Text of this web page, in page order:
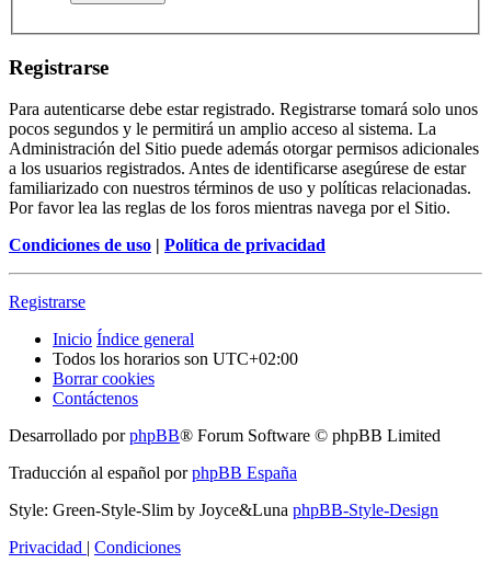
Registrarse
Para autenticarse debe estar registrado. Registrarse tomará solo unos
pocos segundos y le permitirá un amplio acceso al sistema. La
Administración del Sitio puede además otorgar permisos adicionales
a los usuarios registrados. Antes de identificarse asegúrese de estar
familiarizado con nuestros términos de uso y políticas relacionadas.
Por favor lea las reglas de los foros mientras navega por el Sitio.
Condiciones de uso | Política de privacidad
Registrarse
Inicio Índice general
Todos los horarios son UTC+02:00
Borrar cookies
Contáctenos
Desarrollado porphpBB® Forum Software © phpBB Limited
Traducción al español porphpBB España
Style: Green-Style-Slim by Joyce&Luna phpBB-Style-Design
Privacidad | Condiciones